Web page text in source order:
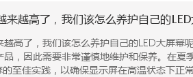
来越高了，我们该怎么养护自己的LED
高了，我们该怎么养护自己的LED大屏
，因此需要非常谨慎地维护和保养。在
至佳实践，以确保显示屏在高温状态下正